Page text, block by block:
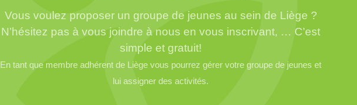
Vous voulez proposer un groupe de jeunes au sein de Liège ?
N’hésitez pas à vous joindre à nous en vous inscrivant, … C’est
simple et gratuit!
En tant que membre adhérent de Liège vous pourrez gérer votre groupe de jeunes et
lui assigner des activités.